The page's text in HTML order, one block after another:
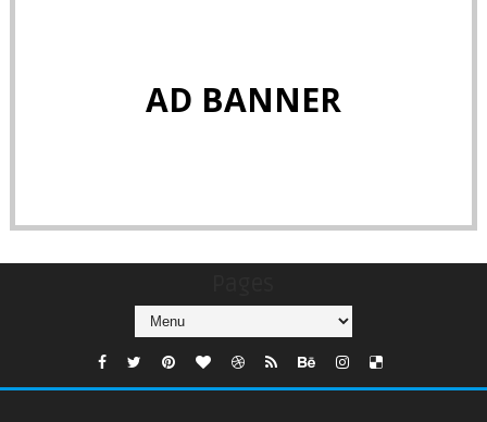
AD BANNER